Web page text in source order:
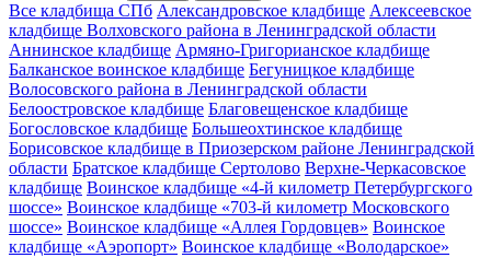
Все кладбища СПб Александровское кладбище Алексеевское
кладбище Волховского района в Ленинградской области
Аннинское кладбище Армяно-Григорианское кладбище
Балканское воинское кладбище Бегуницкое кладбище
Волосовского района в Ленинградской области
Белоостровское кладбище Благовещенское кладбище
Богословское кладбище Большеохтинское кладбище
Борисовское кладбище в Приозерском районе Ленинградской
области Братское кладбище Сертолово Верхне-Черкасовское
кладбище Воинское кладбище «4-й километр Петербургского
шоссе» Воинское кладбище «703-й километр Московского
шоссе» Воинское кладбище «Аллея Гордовцев» Воинское
кладбище «Аэропорт» Воинское кладбище «Володарское»